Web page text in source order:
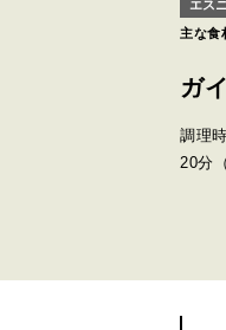
エス
主な食
ガ
調理
20分